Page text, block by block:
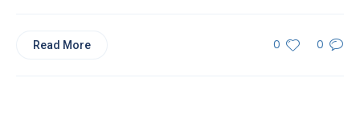
0 0
Read More